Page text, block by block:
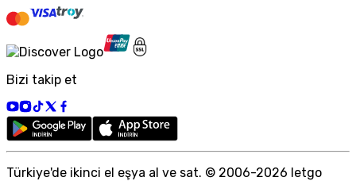
Bizi takip et
Türkiye'de ikinci el eşya al ve sat. © 2006-2026 letgo